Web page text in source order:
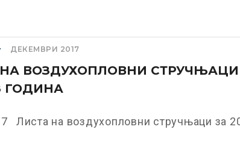
ДЕКЕМВРИ 2017
ВОЗДУХОПЛОВНИ СТРУЧЊАЦИ
ГОДИНА
Листа на воздухопловни стручњаци за